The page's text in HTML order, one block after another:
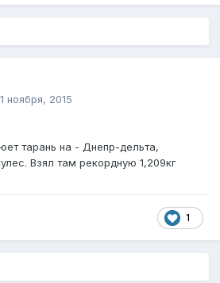
ноября, 2015
тарань на - Днепр-дельта,
Взял там рекордную 1,209кг
1